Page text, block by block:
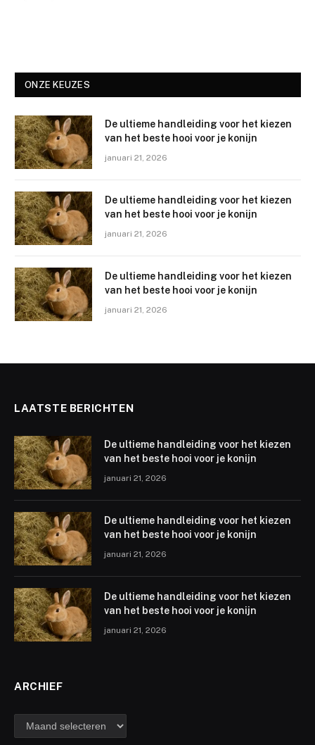
ONZE KEUZES
De ultieme handleiding voor het kiezen
van het beste hooi voor je konijn
januari 21, 2026
De ultieme handleiding voor het kiezen
van het beste hooi voor je konijn
januari 21, 2026
De ultieme handleiding voor het kiezen
van het beste hooi voor je konijn
januari 21, 2026
LAATSTE BERICHTEN
De ultieme handleiding voor het kiezen
van het beste hooi voor je konijn
januari 21, 2026
De ultieme handleiding voor het kiezen
van het beste hooi voor je konijn
januari 21, 2026
De ultieme handleiding voor het kiezen
van het beste hooi voor je konijn
januari 21, 2026
ARCHIEF
archief